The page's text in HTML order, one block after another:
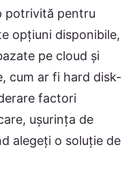
potrivită pentru
opțiuni disponibile,
pe cloud și
cum ar fi hard disk-
factori
ușurința de
alegeți o soluție de